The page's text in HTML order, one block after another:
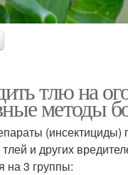
тлю на
методы
(инсектициды)
и других
на 3 группы: